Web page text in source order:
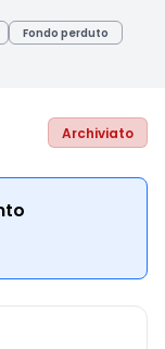
Fondo perduto
Archiviato